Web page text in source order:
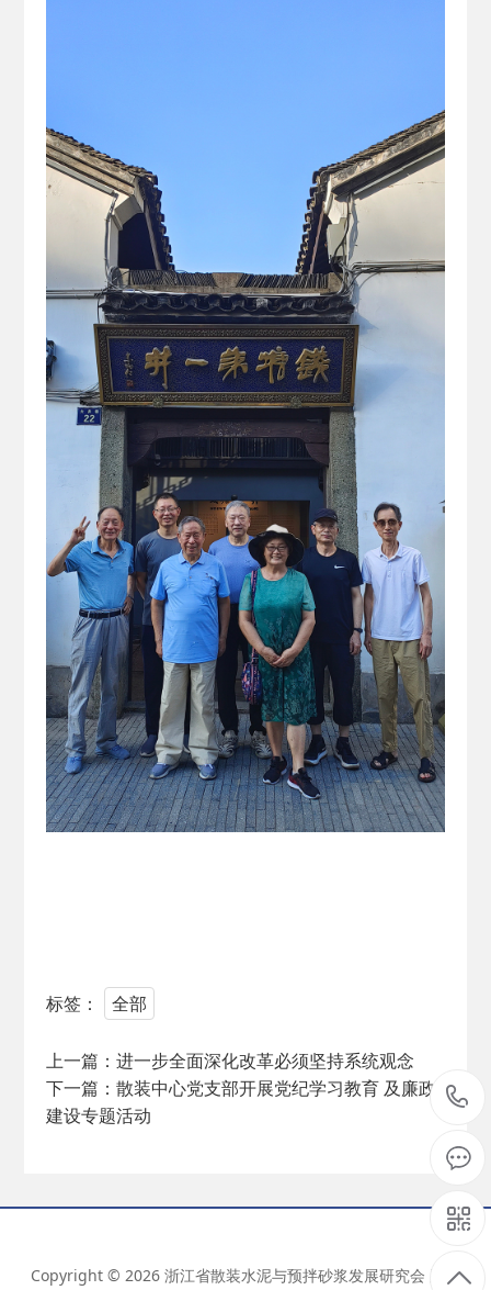
标签： 全部
上一篇：进一步全面深化改革必须坚持系统观念
下一篇：散装中心党支部开展党纪学习教育 及廉政
建设专题活动
Copyright © 2026 浙江省散装水泥与预拌砂浆发展研究会 版权